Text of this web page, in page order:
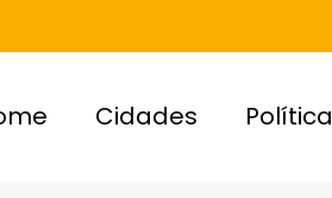
Cidades Política